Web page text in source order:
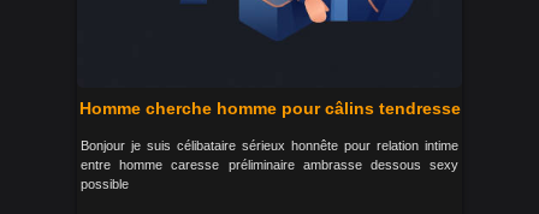
Homme cherche homme pour câlins tendresse
Bonjour je suis célibataire sérieux honnête pour relation intime
entre homme caresse préliminaire ambrasse dessous sexy
possible